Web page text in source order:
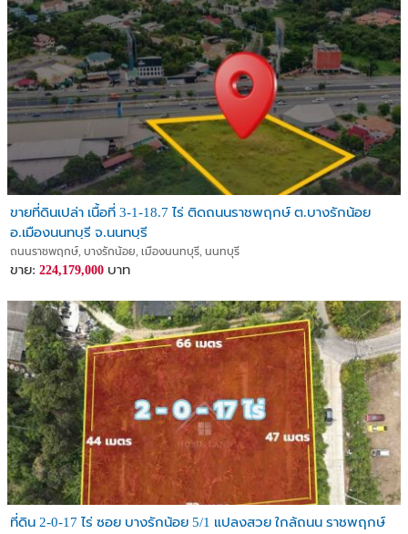
ขายที่ดินเปล่า เนื้อที่ 3-1-18.7 ไร่ ติดถนนราชพฤกษ์ ต.บางรักน้อย
อ.เมืองนนทบุรี จ.นนทบุรี
ถนนราชพฤกษ์, บางรักน้อย, เมืองนนทบุรี, นนทบุรี
ขาย: 224,179,000 บาท
ที่ดิน 2-0-17 ไร่ ซอย บางรักน้อย 5/1 แปลงสวย ใกล้ถนน ราชพฤกษ์